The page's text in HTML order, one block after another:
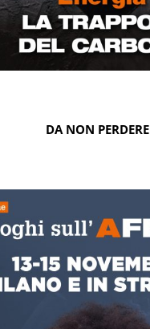
DA NON PERDERE